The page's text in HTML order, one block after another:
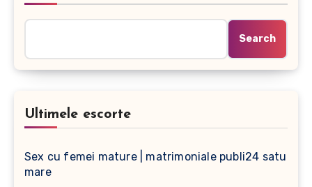
Search
Ultimele escorte
Sex cu femei mature | matrimoniale publi24 satu
mare